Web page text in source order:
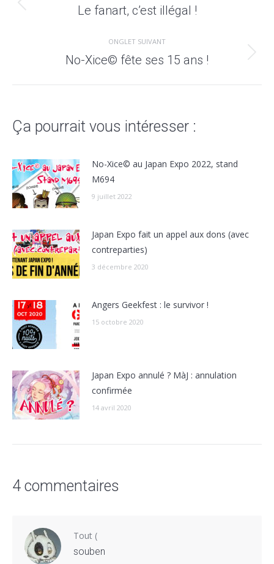
Le fanart, c’est illégal !
ONGLET SUIVANT
No-Xice© fête ses 15 ans !
Ça pourrait vous intéresser :
No-Xice© au Japan Expo 2022, stand
M694
9 juillet 2022
Japan Expo fait un appel aux dons (avec
contreparties)
3 décembre 2020
Angers Geekfest : le survivor !
15 octobre 2020
Japan Expo annulé ? MàJ : annulation
confirmée
14 avril 2020
4 commentaires
Tout (
souben